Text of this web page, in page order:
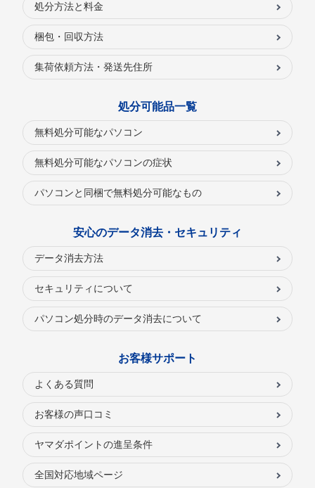
処分方法と料金
梱包・回収方法
集荷依頼方法・発送先住所
処分可能品一覧
無料処分可能なパソコン
無料処分可能なパソコンの症状
パソコンと同梱で無料処分可能なもの
安心のデータ消去・セキュリティ
データ消去方法
セキュリティについて
パソコン処分時のデータ消去について
お客様サポート
よくある質問
お客様の声口コミ
ヤマダポイントの進呈条件
全国対応地域ページ